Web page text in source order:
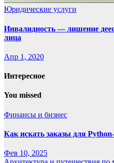
Юридические услуги
Инвалидность — лишение
лица
Апр 1, 2020
Интересное
You missed
Финансы и бизнес
Как искать заказы для
Фев 10, 2025